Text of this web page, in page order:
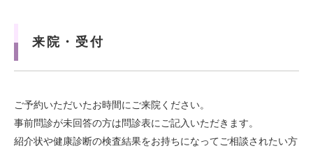
来院・受付
ご予約いただいたお時間にご来院ください。
事前問診が未回答の方は問診表にご記入いただきます。
紹介状や健康診断の検査結果をお持ちになってご相談されたい方